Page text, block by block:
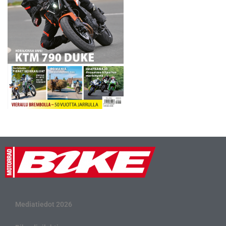
kuulumisia puolin…
Mediatiedot 2026